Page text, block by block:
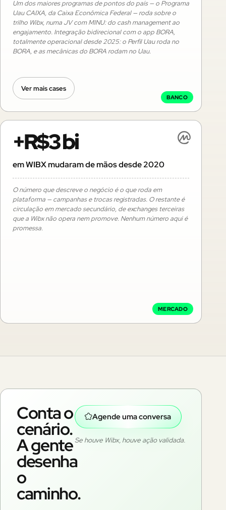
Um dos maiores programas de pontos do país — o Programa
Uau CAIXA, da Caixa Econômica Federal — roda sobre o
trilho Wibx, numa JV com MINU: do cash management ao
engajamento. Integração bidirecional com o app BORA,
totalmente operacional desde 2025: o Perfil Uau roda no
BORA, e as mecânicas do BORA rodam no Uau.
Ver mais cases
BANCO
+R$3 bi
em WIBX mudaram de mãos desde 2020
O número que descreve o negócio é o que roda em
plataforma — campanhas e trocas registradas. O restante é
circulação em mercado secundário, de exchanges terceiras
que a Wibx não opera nem promove. Nenhum número aqui é
promessa.
MERCADO
Conta o
cenário.
A gente
desenha
o
caminho.
Agende uma conversa
Se houve Wibx, houve ação validada.